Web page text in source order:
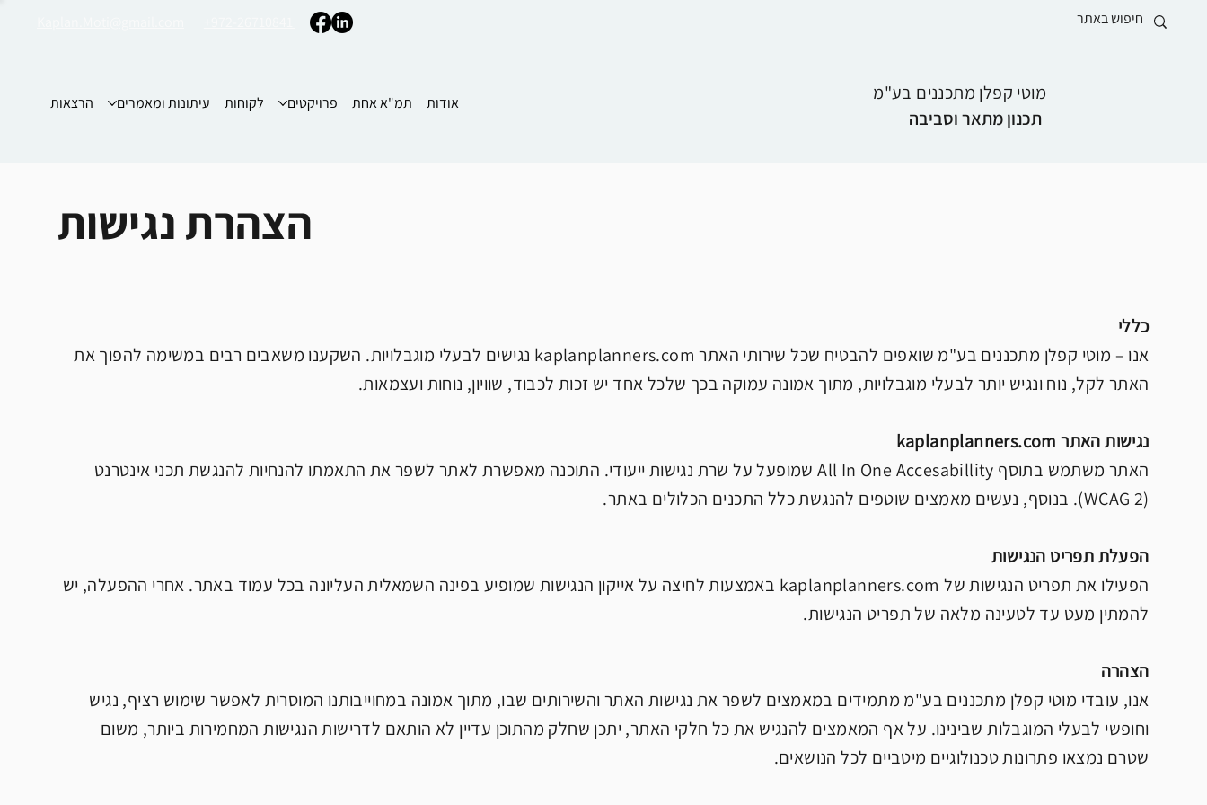
אודות תמ"א אחת פרויקטים לקוחות עיתונות ומאמרים הרצאות
מוטי קפלן מתכננים בע"מ
תכנון מתאר וסביבה
הצהרת נגישות
כללי
אנו – מוטי קפלן מתכננים בע"מ שואפים להבטיח שכל שירותי האתר kaplanplanners.com נגישים לבעלי מוגבלויות. השקענו משאבים רבים במשימה להפוך את
האתר לקל, נוח ונגיש יותר לבעלי מוגבלויות, מתוך אמונה עמוקה בכך שלכל אחד יש זכות לכבוד, שוויון, נוחות ועצמאות.
נגישות האתר kaplanplanners.com
האתר משתמש בתוסף All In One Accesabillity שמופעל על שרת נגישות ייעודי. התוכנה מאפשרת לאתר לשפר את התאמתו להנחיות להנגשת תכני אינטרנט
(WCAG 2). בנוסף, נעשים מאמצים שוטפים להנגשת כלל התכנים הכלולים באתר.
הפעלת תפריט הנגישות
הפעילו את תפריט הנגישות של kaplanplanners.com באמצעות לחיצה על אייקון הנגישות שמופיע בפינה השמאלית העליונה בכל עמוד באתר. אחרי ההפעלה, יש
להמתין מעט עד לטעינה מלאה של תפריט הנגישות.
הצהרה
אנו, עובדי מוטי קפלן מתכננים בע"מ מתמידים במאמצים לשפר את נגישות האתר והשירותים שבו, מתוך אמונה במחוייבותנו המוסרית לאפשר שימוש רציף, נגיש
וחופשי לבעלי המוגבלות שבינינו. על אף המאמצים להנגיש את כל חלקי האתר, יתכן שחלק מהתוכן עדיין לא הותאם לדרישות הנגישות המחמירות ביותר, משום
שטרם נמצאו פתרונות טכנולוגיים מיטביים לכל הנושאים.